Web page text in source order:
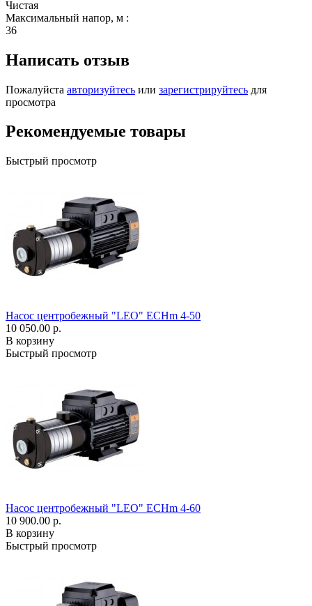
Чистая
Максимальный напор, м :
36
Написать отзыв
Пожалуйста авторизуйтесь или зарегистрируйтесь для
просмотра
Рекомендуемые товары
Быстрый просмотр
Насос центробежный "LEO" ECHm 4-50
10 050.00 р.
В корзину
Быстрый просмотр
Насос центробежный "LEO" ECHm 4-60
10 900.00 р.
В корзину
Быстрый просмотр